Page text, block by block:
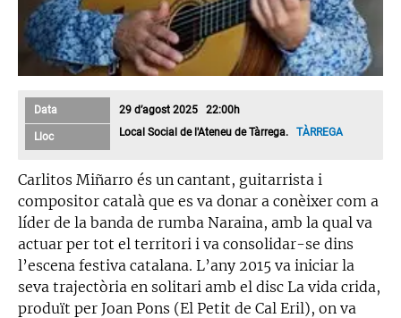
Data 29 d’agost 2025 22:00h
Lloc Local Social de l'Ateneu de Tàrrega.TÀRREGA
Carlitos Miñarro és un cantant, guitarrista i
compositor català que es va donar a conèixer com a
líder de la banda de rumba Naraina, amb la qual va
actuar per tot el territori i va consolidar-se dins
l’escena festiva catalana. L’any 2015 va iniciar la
seva trajectòria en solitari amb el disc La vida crida,
produït per Joan Pons (El Petit de Cal Eril), on va